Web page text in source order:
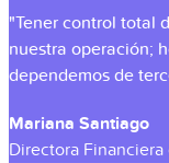
"Tener control total
nuestra operación;
dependemos de
Mariana Santiago
Directora Financiera